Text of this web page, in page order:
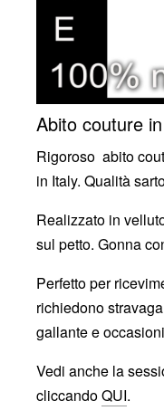
Abito couture
Rigoroso abito
in Italy. Qualità
Realizzato in
sul petto. Gonna
Perfetto per
richiedono
gallante e
Vedi anche la
cliccandoQUI.